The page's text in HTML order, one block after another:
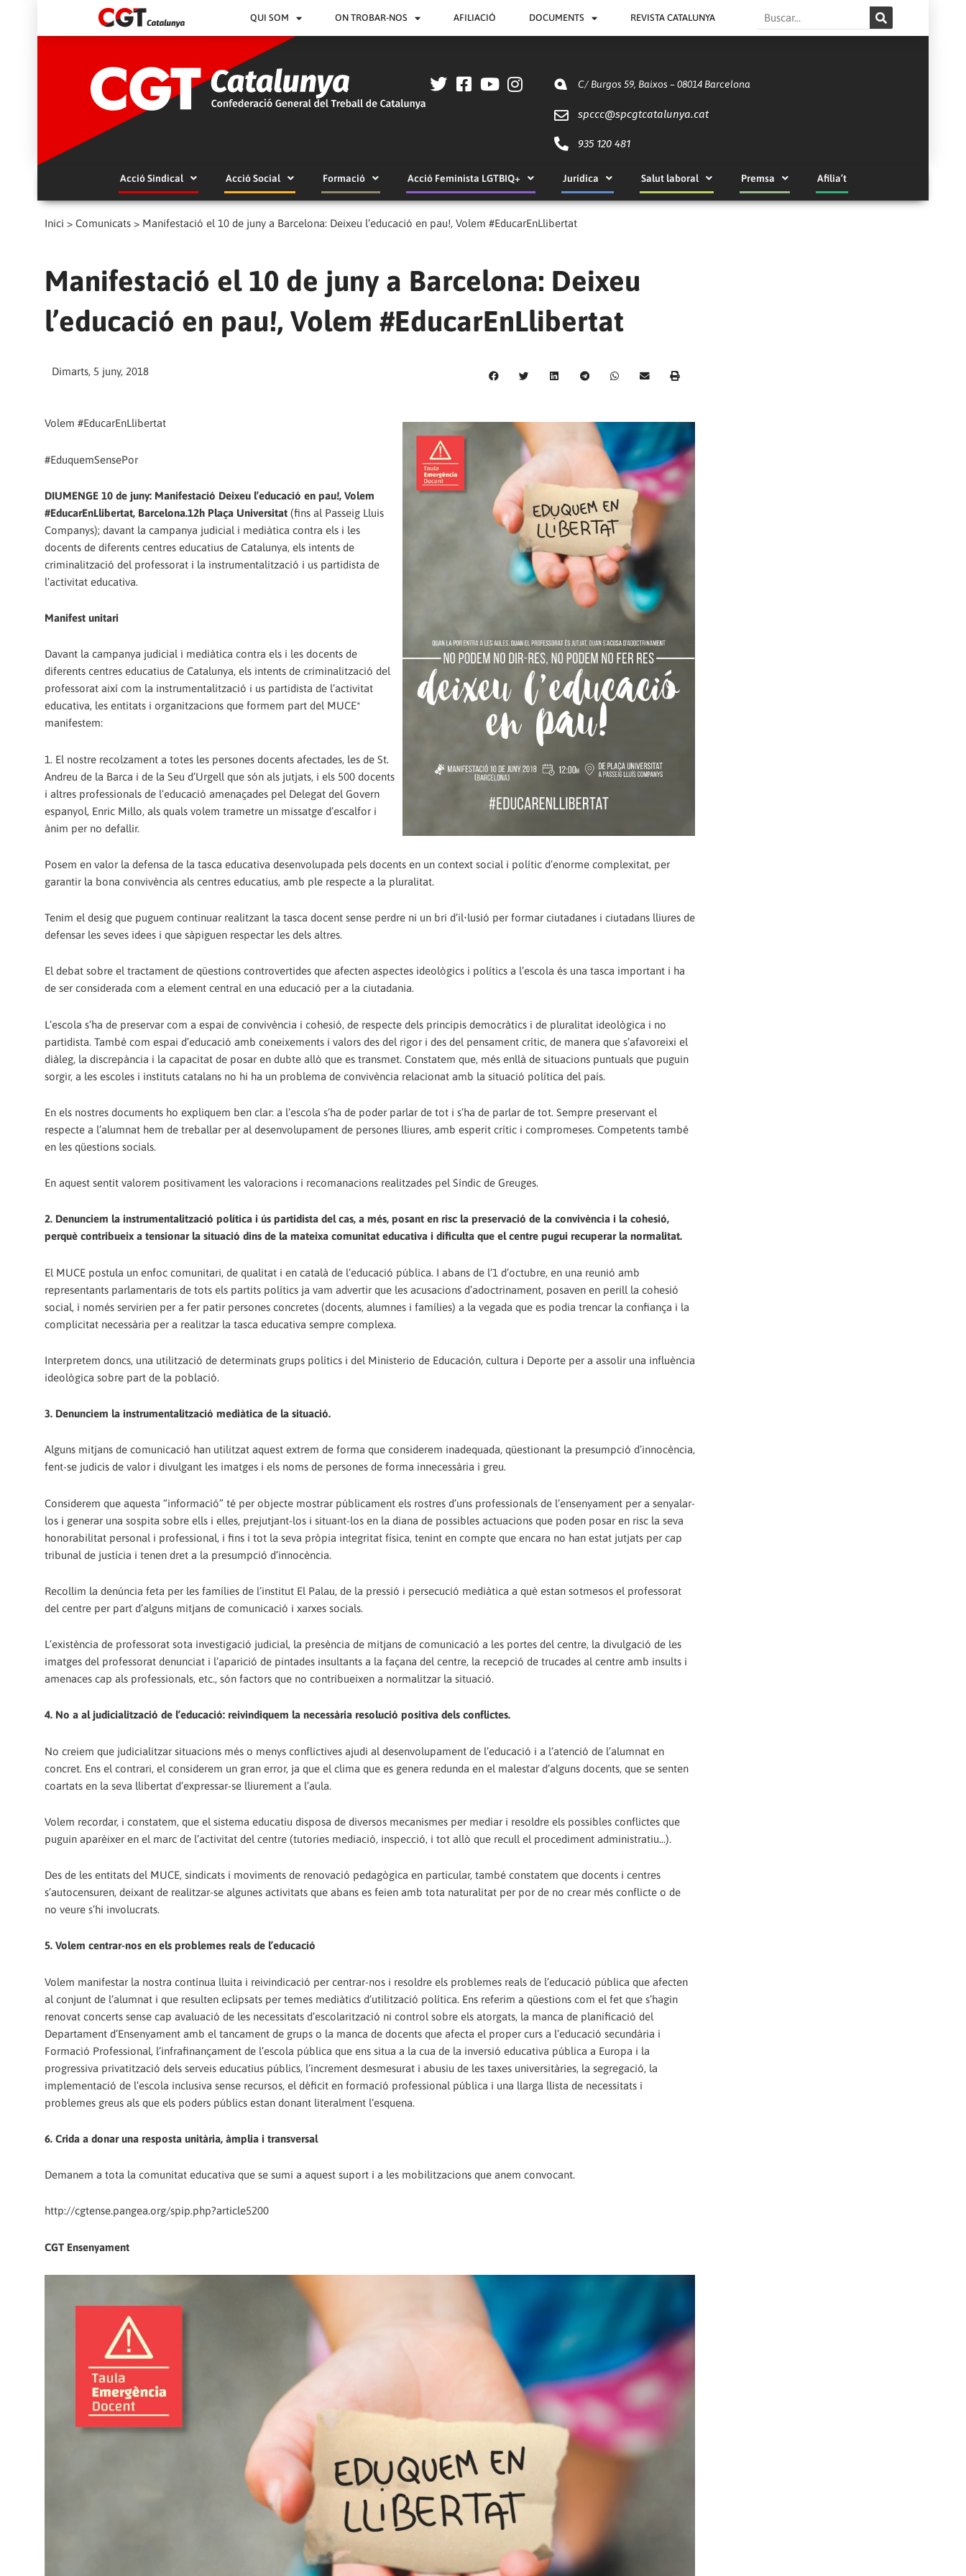
QUI SOM ON TROBAR-NOS AFILIACIÓ DOCUMENTS REVISTA CATALUNYA Search
C/ Burgos 59, Baixos – 08014 Barcelona
spccc@spcgtcatalunya.cat
935 120 481
Acció Sindical Acció Social Formació Acció Feminista LGTBIQ+ Jurídica Salut laboral Premsa Afilia’t
Inici > Comunicats > Manifestació el 10 de juny a Barcelona: Deixeu l’educació en pau!, Volem #EducarEnLlibertat
Manifestació el 10 de juny a Barcelona: Deixeu
l’educació en pau!, Volem #EducarEnLlibertat
Dimarts, 5 juny, 2018
Volem #EducarEnLlibertat
#EduquemSensePor
DIUMENGE 10 de juny: Manifestació Deixeu l’educació en pau!, Volem
#EducarEnLlibertat, Barcelona.12h Plaça Universitat (fins al Passeig Lluis
Companys); davant la campanya judicial i mediàtica contra els i les
docents de diferents centres educatius de Catalunya, els intents de
criminalització del professorat i la instrumentalització i us partidista de
l’activitat educativa.
Manifest unitari
Davant la campanya judicial i mediàtica contra els i les docents de
diferents centres educatius de Catalunya, els intents de criminalització del
professorat així com la instrumentalització i us partidista de l’activitat
educativa, les entitats i organitzacions que formem part del MUCE*
manifestem:
1. El nostre recolzament a totes les persones docents afectades, les de St.
Andreu de la Barca i de la Seu d’Urgell que són als jutjats, i els 500 docents
i altres professionals de l’educació amenaçades pel Delegat del Govern
espanyol, Enric Millo, als quals volem trametre un missatge d’escalfor i
ànim per no defallir.
Posem en valor la defensa de la tasca educativa desenvolupada pels docents en un context social i polític d’enorme complexitat, per
garantir la bona convivència als centres educatius, amb ple respecte a la pluralitat.
Tenim el desig que puguem continuar realitzant la tasca docent sense perdre ni un bri d’il•lusió per formar ciutadanes i ciutadans lliures de
defensar les seves idees i que sàpiguen respectar les dels altres.
El debat sobre el tractament de qüestions controvertides que afecten aspectes ideològics i polítics a l’escola és una tasca important i ha
de ser considerada com a element central en una educació per a la ciutadania.
L’escola s’ha de preservar com a espai de convivència i cohesió, de respecte dels principis democràtics i de pluralitat ideològica i no
partidista. També com espai d’educació amb coneixements i valors des del rigor i des del pensament crític, de manera que s’afavoreixi el
diàleg, la discrepància i la capacitat de posar en dubte allò que es transmet. Constatem que, més enllà de situacions puntuals que puguin
sorgir, a les escoles i instituts catalans no hi ha un problema de convivència relacionat amb la situació política del país.
En els nostres documents ho expliquem ben clar: a l’escola s’ha de poder parlar de tot i s’ha de parlar de tot. Sempre preservant el
respecte a l’alumnat hem de treballar per al desenvolupament de persones lliures, amb esperit crític i compromeses. Competents també
en les qüestions socials.
En aquest sentit valorem positivament les valoracions i recomanacions realitzades pel Síndic de Greuges.
2. Denunciem la instrumentalització política i ús partidista del cas, a més, posant en risc la preservació de la convivència i la cohesió,
perquè contribueix a tensionar la situació dins de la mateixa comunitat educativa i dificulta que el centre pugui recuperar la normalitat.
El MUCE postula un enfoc comunitari, de qualitat i en català de l’educació pública. I abans de l’1 d’octubre, en una reunió amb
representants parlamentaris de tots els partits polítics ja vam advertir que les acusacions d’adoctrinament, posaven en perill la cohesió
social, i només servirien per a fer patir persones concretes (docents, alumnes i famílies) a la vegada que es podia trencar la confiança i la
complicitat necessària per a realitzar la tasca educativa sempre complexa.
Interpretem doncs, una utilització de determinats grups polítics i del Ministerio de Educación, cultura i Deporte per a assolir una influència
ideològica sobre part de la població.
3. Denunciem la instrumentalització mediàtica de la situació.
Alguns mitjans de comunicació han utilitzat aquest extrem de forma que considerem inadequada, qüestionant la presumpció d’innocència,
fent-se judicis de valor i divulgant les imatges i els noms de persones de forma innecessària i greu.
Considerem que aquesta “informació” té per objecte mostrar públicament els rostres d’uns professionals de l’ensenyament per a senyalar-
los i generar una sospita sobre ells i elles, prejutjant-los i situant-los en la diana de possibles actuacions que poden posar en risc la seva
honorabilitat personal i professional, i fins i tot la seva pròpia integritat física, tenint en compte que encara no han estat jutjats per cap
tribunal de justícia i tenen dret a la presumpció d’innocència.
Recollim la denúncia feta per les famílies de l’institut El Palau, de la pressió i persecució mediàtica a què estan sotmesos el professorat
del centre per part d’alguns mitjans de comunicació i xarxes socials.
L’existència de professorat sota investigació judicial, la presència de mitjans de comunicació a les portes del centre, la divulgació de les
imatges del professorat denunciat i l’aparició de pintades insultants a la façana del centre, la recepció de trucades al centre amb insults i
amenaces cap als professionals, etc., són factors que no contribueixen a normalitzar la situació.
4. No a al judicialització de l’educació: reivindiquem la necessària resolució positiva dels conflictes.
No creiem que judicialitzar situacions més o menys conflictives ajudi al desenvolupament de l’educació i a l’atenció de l’alumnat en
concret. Ens el contrari, el considerem un gran error, ja que el clima que es genera redunda en el malestar d’alguns docents, que se senten
coartats en la seva llibertat d’expressar-se lliurement a l’aula.
Volem recordar, i constatem, que el sistema educatiu disposa de diversos mecanismes per mediar i resoldre els possibles conflictes que
puguin aparèixer en el marc de l’activitat del centre (tutories mediació, inspecció, i tot allò que recull el procediment administratiu...).
Des de les entitats del MUCE, sindicats i moviments de renovació pedagògica en particular, també constatem que docents i centres
s’autocensuren, deixant de realitzar-se algunes activitats que abans es feien amb tota naturalitat per por de no crear més conflicte o de
no veure s’hi involucrats.
5. Volem centrar-nos en els problemes reals de l’educació
Volem manifestar la nostra contínua lluita i reivindicació per centrar-nos i resoldre els problemes reals de l’educació pública que afecten
al conjunt de l’alumnat i que resulten eclipsats per temes mediàtics d’utilització política. Ens referim a qüestions com el fet que s’hagin
renovat concerts sense cap avaluació de les necessitats d’escolarització ni control sobre els atorgats, la manca de planificació del
Departament d’Ensenyament amb el tancament de grups o la manca de docents que afecta el proper curs a l’educació secundària i
Formació Professional, l’infrafinançament de l’escola pública que ens situa a la cua de la inversió educativa pública a Europa i la
progressiva privatització dels serveis educatius públics, l’increment desmesurat i abusiu de les taxes universitàries, la segregació, la
implementació de l’escola inclusiva sense recursos, el dèficit en formació professional pública i una llarga llista de necessitats i
problemes greus als que els poders públics estan donant literalment l’esquena.
6. Crida a donar una resposta unitària, àmplia i transversal
Demanem a tota la comunitat educativa que se sumi a aquest suport i a les mobilitzacions que anem convocant.
http://cgtense.pangea.org/spip.php?article5200
CGT Ensenyament